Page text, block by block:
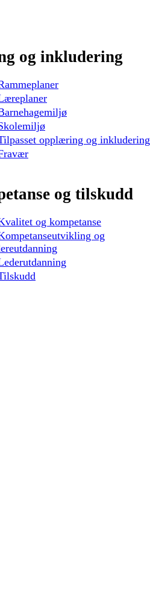
og inkludering
opplæring og inkludering
og tilskudd
og kompetanse
og